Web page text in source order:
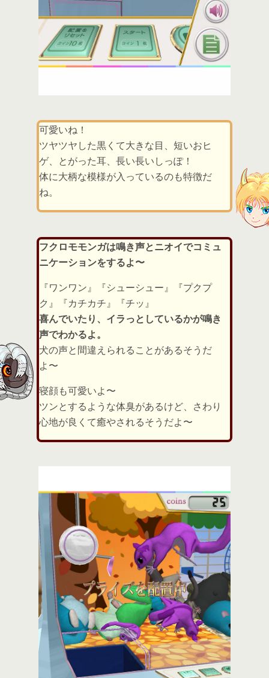
可愛いね！
ツヤツヤした黒くて大きな目、短いおヒ
ゲ、とがった耳、長い長いしっぽ！
体に大柄な模様が入っているのも特徴だ
ね。
フクロモモンガは鳴き声とニオイでコミュ
ニケーションをするよ〜
『ワンワン』『シューシュー』『プクプ
ク』『カチカチ』『チッ』
喜んでいたり、イラっとしているかが鳴き
声でわかるよ。
犬の声と間違えられることがあるそうだ
よ〜
寝顔も可愛いよ〜
ツンとするような体臭があるけど、さわり
心地が良くて癒やされるそうだよ〜